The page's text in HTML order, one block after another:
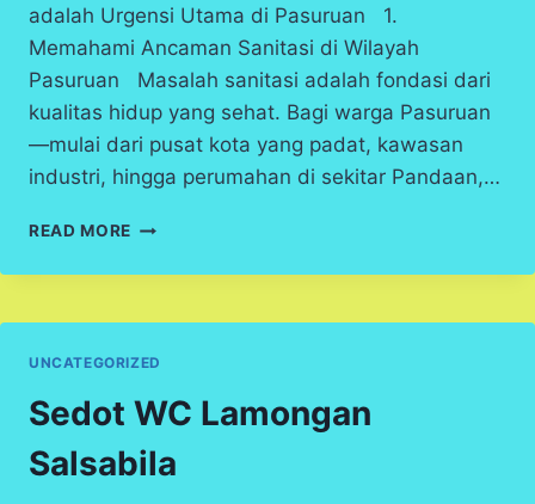
adalah Urgensi Utama di Pasuruan 1.
Memahami Ancaman Sanitasi di Wilayah
Pasuruan Masalah sanitasi adalah fondasi dari
kualitas hidup yang sehat. Bagi warga Pasuruan
—mulai dari pusat kota yang padat, kawasan
industri, hingga perumahan di sekitar Pandaan,…
READ MORE SEDOT
PASURUAN
UNCATEGORIZED
Sedot WC Lamongan
Salsabila